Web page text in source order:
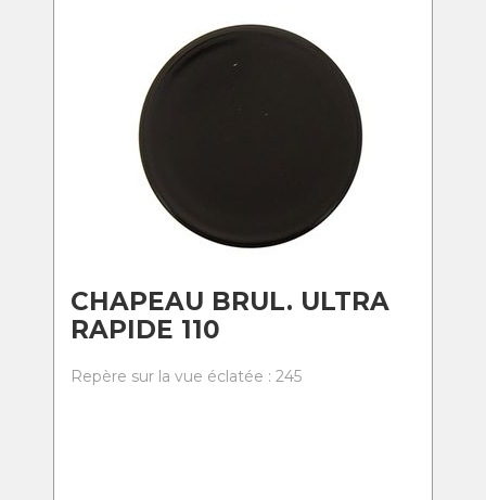
CHAPEAU BRUL. ULTRA
RAPIDE 110
Repère sur la vue éclatée : 245